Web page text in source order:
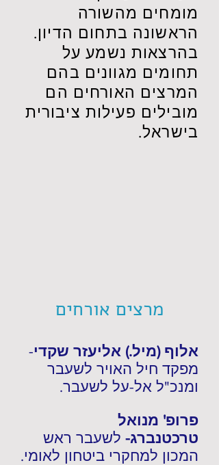
מומחים מהשורה
הראשונה בתחום הדיון.
בהרצאות נשמע על
תחומים מגוונים בהם
המרצים האורחים הם
מובילים פעילות ציבורית
בישראל.
מרצים אורחים
אלוף (מיל.) אליעזר שקדי-
מפקד חיל האויר לשעבר
ומנכ"ל אל-על לשעבר.
פרופ' מנואל
טרכטנברג- לשעבר ראש
המכון למחקרי ביטחון לאומי.